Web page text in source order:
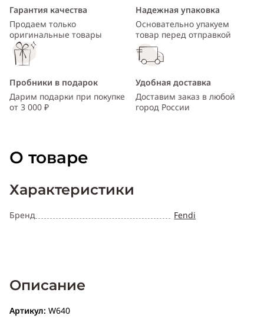
Гарантия качества
Продаем только
оригинальные товары
Надежная упаковка
Основательно упакуем
товар перед отправкой
Пробники в подарок
Дарим подарки при покупке
от 3 000 ₽
Удобная доставка
Доставим заказ в любой
город России
О товаре
Характеристики
Бренд Fendi
Описание
Артикул: W640